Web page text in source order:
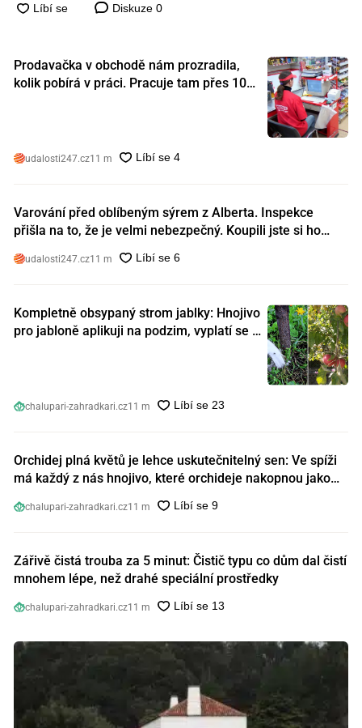
Diskuze 0
Prodavačka v obchodě nám prozradila,
kolik pobírá v práci. Pracuje tam přes 10
udalosti247.cz11 m
Varování před oblíbeným sýrem z Alberta. Inspekce
přišla na to, že je velmi nebezpečný. Koupili jste si ho
udalosti247.cz11 m
Kompletně obsypaný strom jablky: Hnojivo
pro jabloně aplikuji na podzim, vyplatí se s
chalupari-zahradkari.cz11 m
Orchidej plná květů je lehce uskutečnitelný sen: Ve spíži
má každý z nás hnojivo, které orchideje nakopnou jako
chalupari-zahradkari.cz11 m
Zářivě čistá trouba za 5 minut: Čistič typu co dům dal čistí
mnohem lépe, než drahé speciální prostředky
chalupari-zahradkari.cz11 m